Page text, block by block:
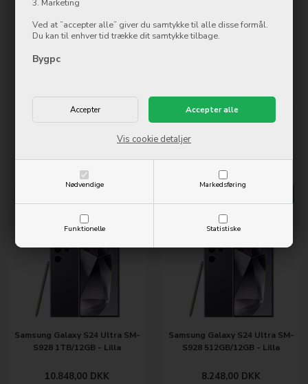
3. Marketing
Ved at ”accepter alle” giver du samtykke til alle disse formål.
Du kan til enhver tid trække dit samtykke tilbage.
Bygpc
Nødvendige Markedsføring
Funktionelle Statistiske
Vis cookie detaljer
Samsung Galaxy S24 Ultra SM-
S928 1TB/12GB - Gul
Ikke på lager
Samsung Galaxy S24 Ultra SM-
S928 512GB/12GB - Gul
Ikke på lager
Samsung Galaxy S24 Ultra SM-
S928 1TB/12GB - Lilla
10.848,00 DKK
Samsung Galaxy S24 Ultra SM-
S928 512GB/12GB - Lilla
8.248,00 DKK